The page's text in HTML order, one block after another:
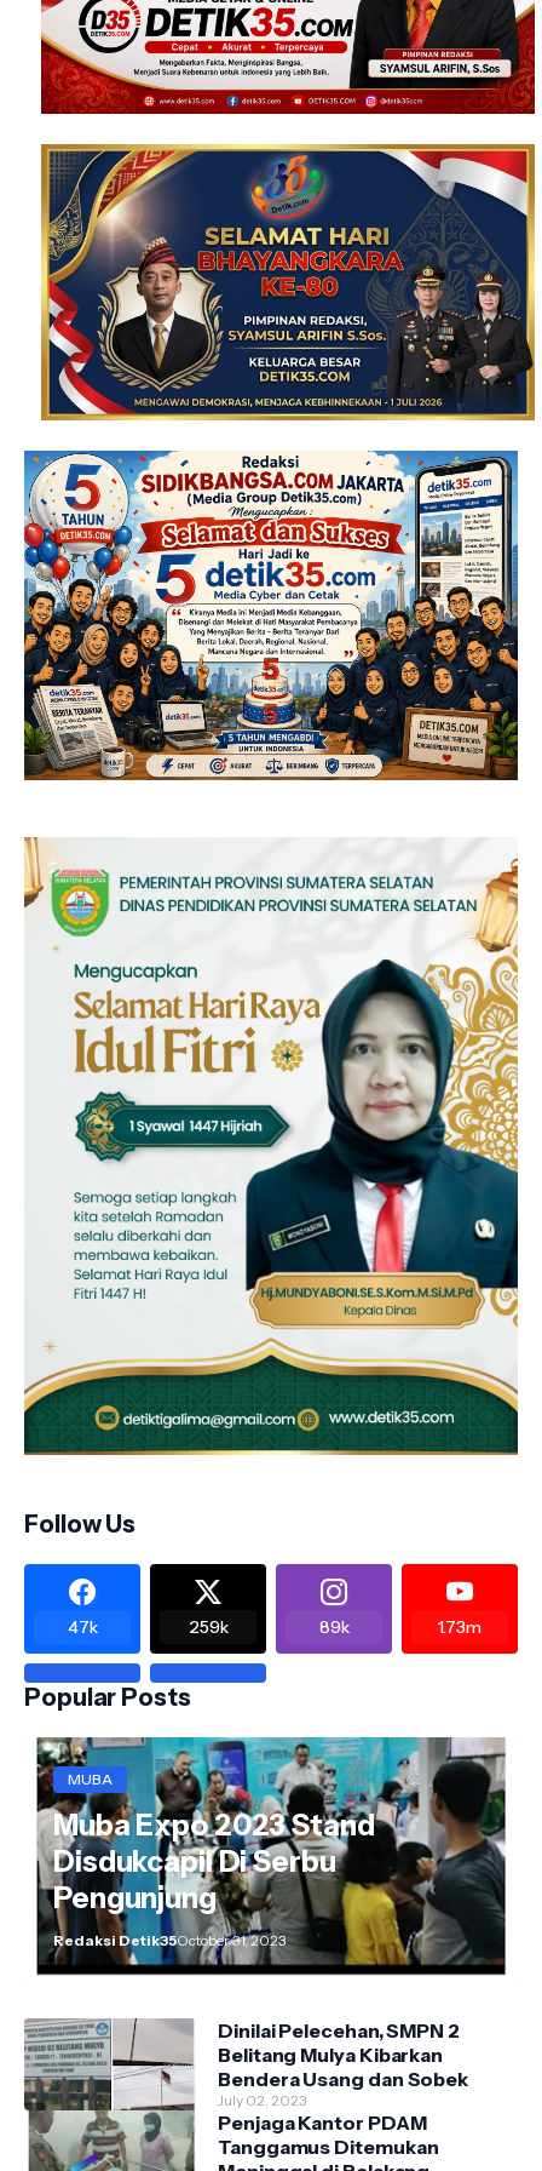
Follow Us
47k 259k 89k 1.73m
Popular Posts
MUBA
Muba Expo 2023 Stand
Disdukcapil Di Serbu
Pengunjung
Redaksi Detik35October 31, 2023
Dinilai Pelecehan, SMPN 2
Belitang Mulya Kibarkan
Bendera Usang dan Sobek
July 02, 2023
Penjaga Kantor PDAM
Tanggamus Ditemukan